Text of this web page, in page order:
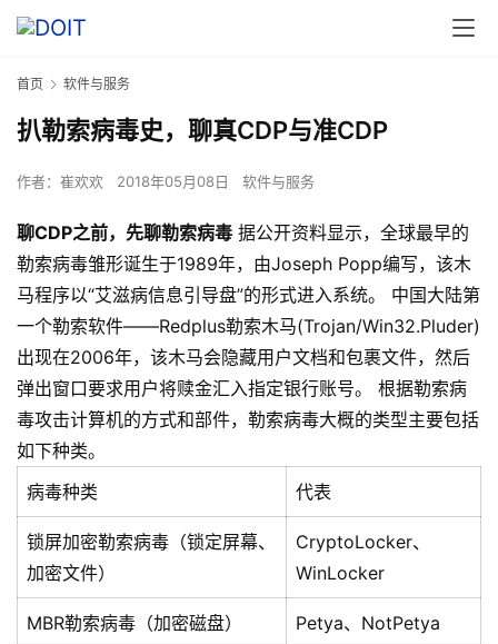
首页 软件与服务
扒勒索病毒史，聊真CDP与准CDP
作者： 崔欢欢 2018年05月08日 软件与服务
聊CDP之前，先聊勒索病毒 据公开资料显示，全球最早的
勒索病毒雏形诞生于1989年，由Joseph Popp编写，该木
马程序以“艾滋病信息引导盘”的形式进入系统。 中国大陆第
一个勒索软件——Redplus勒索木马(Trojan/Win32.Pluder)
出现在2006年，该木马会隐藏用户文档和包裹文件，然后
弹出窗口要求用户将赎金汇入指定银行账号。 根据勒索病
毒攻击计算机的方式和部件，勒索病毒大概的类型主要包括
如下种类。
病毒种类
代表
锁屏加密勒索病毒（锁定屏幕、
加密文件）
CryptoLocker、
WinLocker
MBR勒索病毒（加密磁盘） Petya、NotPetya